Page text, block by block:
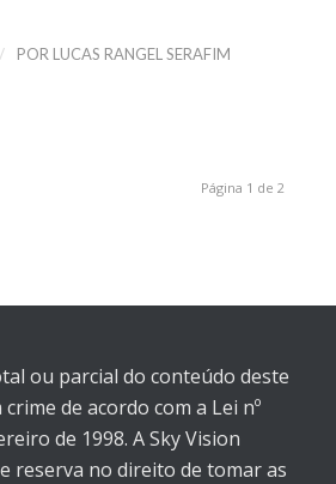
/ POR LUCAS RANGEL SERAFIM
Página 1 de 2
ou parcial do conteúdo deste
de acordo com a Lei nº
de 1998. A Sky Vision
reserva no direito de tomar as